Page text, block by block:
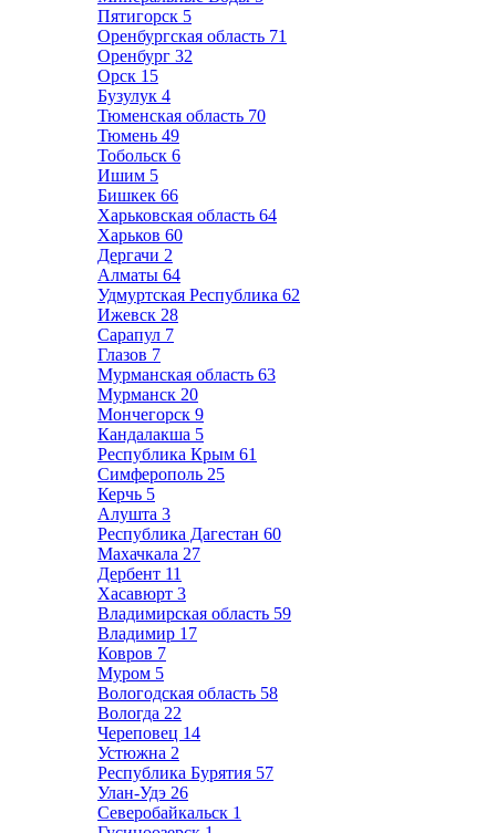
Пятигорск 5
Оренбургская область 71
Оренбург 32
Орск 15
Бузулук 4
Тюменская область 70
Тюмень 49
Тобольск 6
Ишим 5
Бишкек 66
Харьковская область 64
Харьков 60
Дергачи 2
Алматы 64
Удмуртская Республика 62
Ижевск 28
Сарапул 7
Глазов 7
Мурманская область 63
Мурманск 20
Мончегорск 9
Кандалакша 5
Республика Крым 61
Симферополь 25
Керчь 5
Алушта 3
Республика Дагестан 60
Махачкала 27
Дербент 11
Хасавюрт 3
Владимирская область 59
Владимир 17
Ковров 7
Муром 5
Вологодская область 58
Вологда 22
Череповец 14
Устюжна 2
Республика Бурятия 57
Улан-Удэ 26
Северобайкальск 1